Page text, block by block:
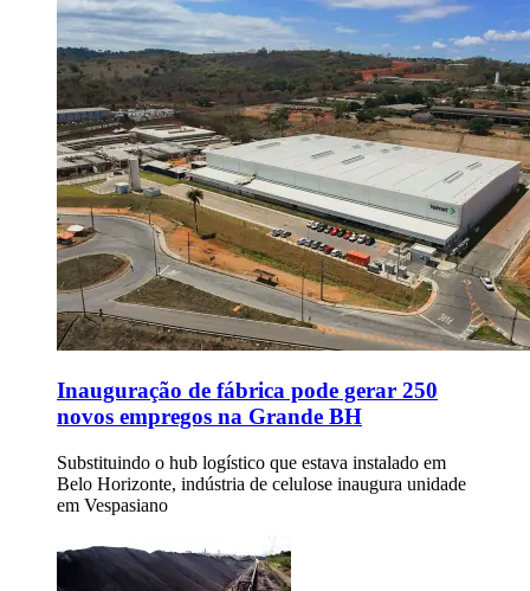
Inauguração de fábrica pode gerar 250
novos empregos na Grande BH
Substituindo o hub logístico que estava instalado em
Belo Horizonte, indústria de celulose inaugura unidade
em Vespasiano